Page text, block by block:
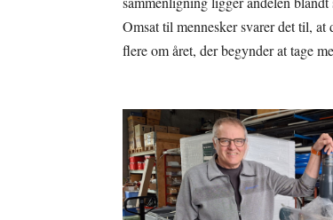
Omsat til mennesker svarer det til,
flere om året, der begynder at tage